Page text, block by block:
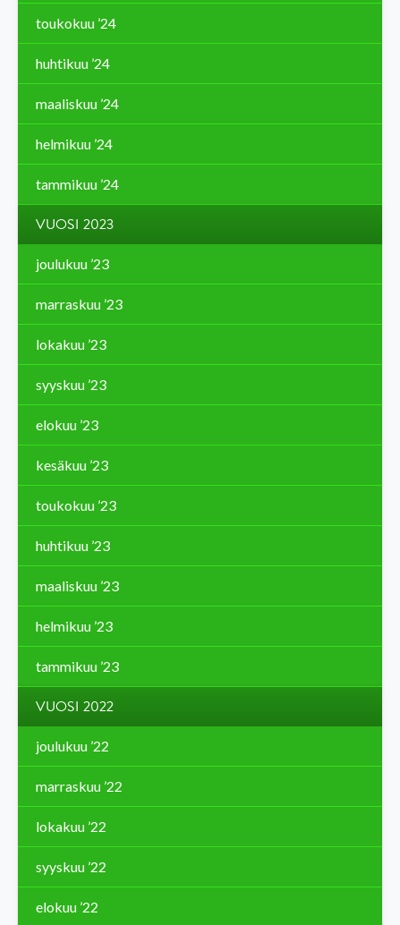
toukokuu ’24
huhtikuu ’24
maaliskuu ’24
helmikuu ’24
tammikuu ’24
VUOSI 2023
joulukuu ’23
marraskuu ’23
lokakuu ’23
syyskuu ’23
elokuu ’23
kesäkuu ’23
toukokuu ’23
huhtikuu ’23
maaliskuu ’23
helmikuu ’23
tammikuu ’23
VUOSI 2022
joulukuu ’22
marraskuu ’22
lokakuu ’22
syyskuu ’22
elokuu ’22